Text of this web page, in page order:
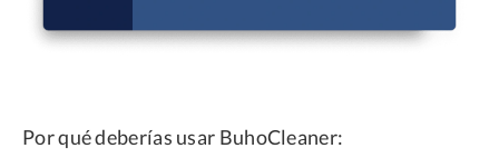
Por qué deberías usar BuhoCleaner: